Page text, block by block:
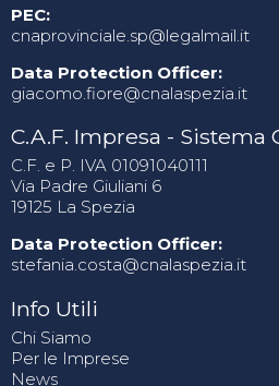
PEC:
cnaprovinciale.sp@legalmail.it
Data Protection Officer:
giacomo.fiore@cnalaspezia.it
C.A.F. Impresa - Sistema
C.F. e P. IVA 01091040111
Via Padre Giuliani 6
19125 La Spezia
Data Protection Officer:
stefania.costa@cnalaspezia.it
Info Utili
Chi Siamo
Per le Imprese
News